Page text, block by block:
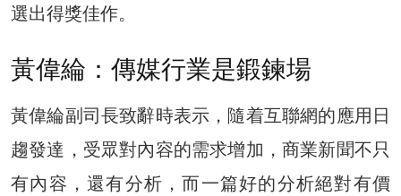
選出得獎佳作。
黃偉綸：傳媒行業是鍛鍊場
黃偉綸副司長致辭時表示，隨着互聯網的應用日
趨發達，受眾對內容的需求增加，商業新聞不只
有內容，還有分析，而一篇好的分析絕對有價